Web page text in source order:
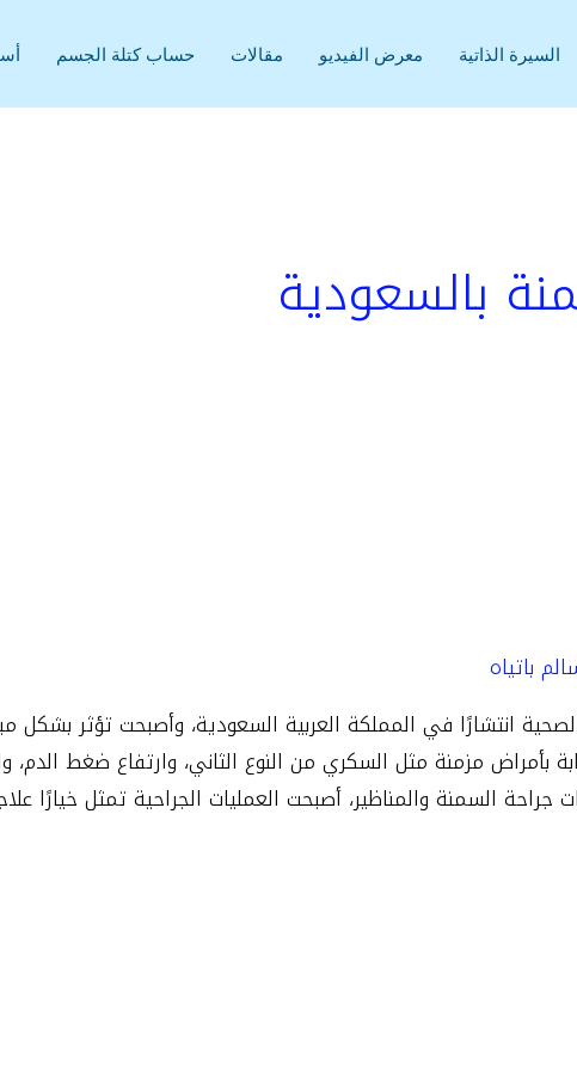
السيرة الذاتية معرض الفيديو مقالات حساب كتلة الجسم
بالسعودية
باتياه
انتشارًا في المملكة العربية السعودية، وأصبحت تؤثر بشكل
بأمراض مزمنة مثل السكري من النوع الثاني، وارتفاع ضغط الدم،
السمنة والمناظير، أصبحت العمليات الجراحية تمثل خيارًا